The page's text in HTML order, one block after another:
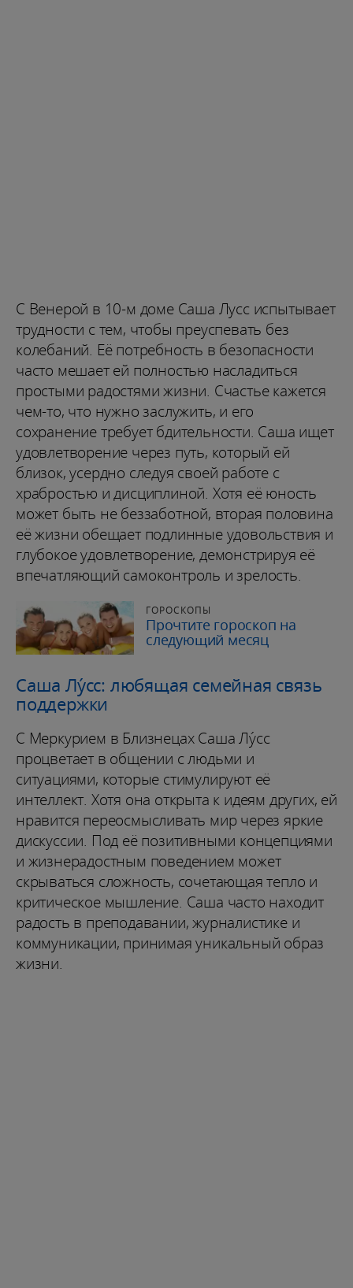
С Венерой в 10-м доме Саша Лусс испытывает
трудности с тем, чтобы преуспевать без
колебаний. Её потребность в безопасности
часто мешает ей полностью насладиться
простыми радостями жизни. Счастье кажется
чем-то, что нужно заслужить, и его
сохранение требует бдительности. Саша ищет
удовлетворение через путь, который ей
близок, усердно следуя своей работе с
храбростью и дисциплиной. Хотя её юность
может быть не беззаботной, вторая половина
её жизни обещает подлинные удовольствия и
глубокое удовлетворение, демонстрируя её
впечатляющий самоконтроль и зрелость.
ГОРОСКОПЫ
Прочтите гороскоп на
следующий месяц
Саша Лу́сс: любящая семейная связь
поддержки
С Меркурием в Близнецах Саша Лу́сс
процветает в общении с людьми и
ситуациями, которые стимулируют её
интеллект. Хотя она открыта к идеям других, ей
нравится переосмысливать мир через яркие
дискуссии. Под её позитивными концепциями
и жизнерадостным поведением может
скрываться сложность, сочетающая тепло и
критическое мышление. Саша часто находит
радость в преподавании, журналистике и
коммуникации, принимая уникальный образ
жизни.